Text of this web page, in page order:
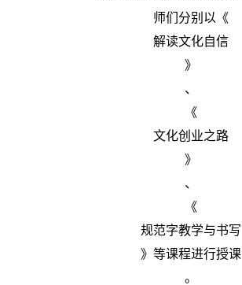
师们分别以《
解读文化自信
》
、
《
文化创业之路
》
、
《
规范字教学与书写
》等课程进行授课
。